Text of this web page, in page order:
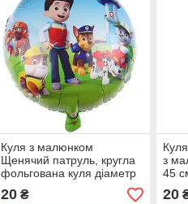
Куля з малюнком
Щенячий патруль, кругла
фольгована куля діаметр
45 см 18",
20₴
з
45
20